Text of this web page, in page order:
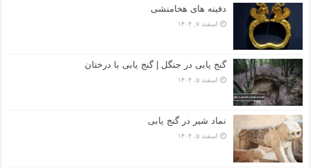
دفینه های هخامنشی
اسفند ۷, ۱۴۰۴
گنج یابی در جنگل | گنج یابی با درختان
اسفند ۵, ۱۴۰۴
نماد شیر در گنج یابی
اسفند ۵, ۱۴۰۴